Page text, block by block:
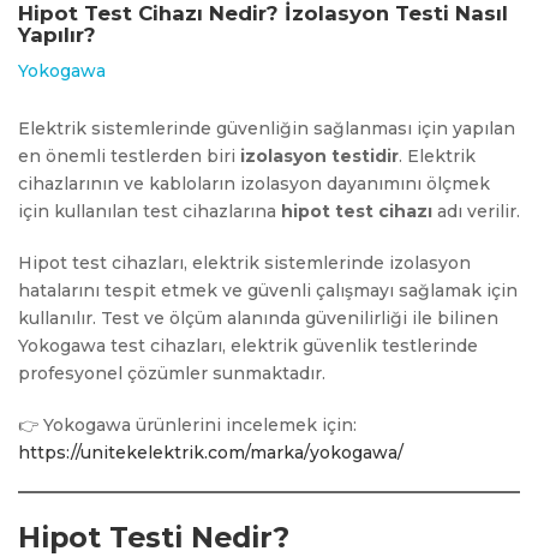
Hipot Test Cihazı Nedir? İzolasyon Testi Nasıl
Yapılır?
Yokogawa
Elektrik sistemlerinde güvenliğin sağlanması için yapılan
en önemli testlerden biri izolasyon testidir. Elektrik
cihazlarının ve kabloların izolasyon dayanımını ölçmek
için kullanılan test cihazlarına hipot test cihazı adı verilir.
Hipot test cihazları, elektrik sistemlerinde izolasyon
hatalarını tespit etmek ve güvenli çalışmayı sağlamak için
kullanılır. Test ve ölçüm alanında güvenilirliği ile bilinen
Yokogawa test cihazları, elektrik güvenlik testlerinde
profesyonel çözümler sunmaktadır.
👉 Yokogawa ürünlerini incelemek için:
https://unitekelektrik.com/marka/yokogawa/
Hipot Testi Nedir?